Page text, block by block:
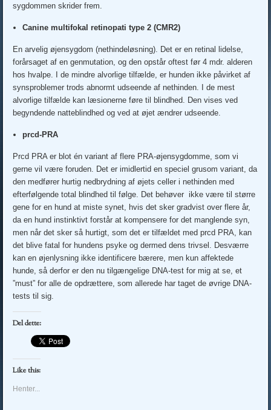
sygdommen skrider frem.
Canine multifokal retinopati type 2 (CMR2)
En arvelig øjensygdom (nethindeløsning). Det er en retinal lidelse,
forårsaget af en genmutation, og den opstår oftest før 4 mdr. alderen
hos hvalpe. I de mindre alvorlige tilfælde, er hunden ikke påvirket af
synsproblemer trods abnormt udseende af nethinden. I de mest
alvorlige tilfælde kan læsionerne føre til blindhed. Den vises ved
begyndende natteblindhed og ved at øjet ændrer udseende.
prcd-PRA
Prcd PRA er blot én variant af flere PRA-øjensygdomme, som vi
gerne vil være foruden. Det er imidlertid en speciel grusom variant, da
den medfører hurtig nedbrydning af øjets celler i nethinden med
efterfølgende total blindhed til følge. Det behøver ikke være til større
gene for en hund at miste synet, hvis det sker gradvist over flere år,
da en hund instinktivt forstår at kompensere for det manglende syn,
men når det sker så hurtigt, som det er tilfældet med prcd PRA, kan
det blive fatal for hundens psyke og dermed dens trivsel. Desværre
kan en øjenlysning ikke identificere bærere, men kun affektede
hunde, så derfor er den nu tilgængelige DNA-test for mig at se, et
”must” for alle de opdrættere, som allerede har taget de øvrige DNA-
tests til sig.
Del dette:
Like this:
Henter...